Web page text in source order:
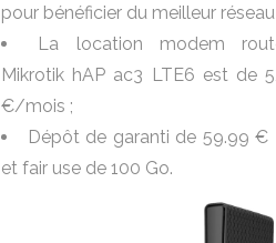
pour bénéficier du meilleur
La location modem
Mikrotik hAP ac3 LTE6 est de
€/mois ;
Dépôt de garanti de 59.99 €
et fair use de 100 Go.